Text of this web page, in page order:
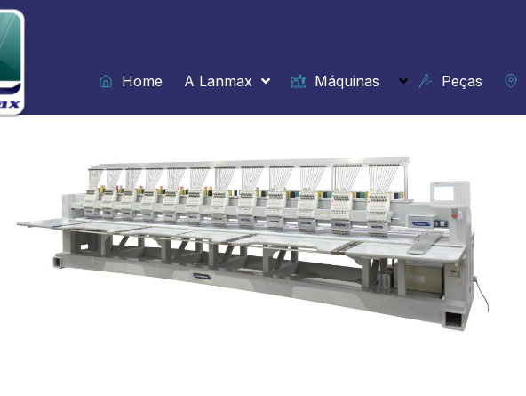
Ir
para
o
conteúdo
Home
A Lanmax Máquinas Peças